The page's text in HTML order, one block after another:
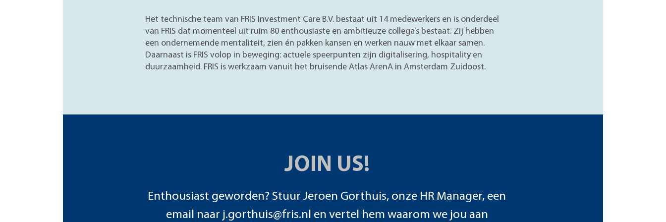
Het technische team van FRIS Investment Care B.V. bestaat uit 14 medewerkers en is onderdeel
van FRIS dat momenteel uit ruim 80 enthousiaste en ambitieuze collega’s bestaat. Zij hebben
een ondernemende mentaliteit, zien én pakken kansen en werken nauw met elkaar samen.
Daarnaast is FRIS volop in beweging: actuele speerpunten zijn digitalisering, hospitality en
duurzaamheid. FRIS is werkzaam vanuit het bruisende Atlas ArenA in Amsterdam Zuidoost.
JOIN US!
Enthousiast geworden? Stuur Jeroen Gorthuis, onze HR Manager, een
email naar j.gorthuis@fris.nl en vertel hem waarom we jou aan